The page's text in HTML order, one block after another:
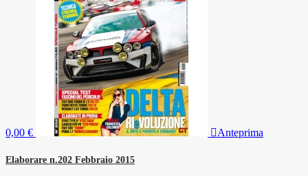
0,00 € Anteprima
Elaborare n.202 Febbraio 2015